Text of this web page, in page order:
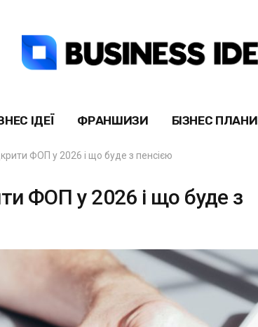
ІДЕЇ ФРАНШИЗИ БІЗНЕС ПЛАНИ
ФОП у 2026 і що буде з пенсією
ФОП у 2026 і що буде з